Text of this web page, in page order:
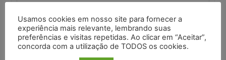
Senha:
Mantenha-me
Usamos cookies em nosso site para fornecer a
experiência mais relevante, lembrando suas
preferências e visitas repetidas. Ao clicar em “Aceitar”,
concorda com a utilização de TODOS os cookies.